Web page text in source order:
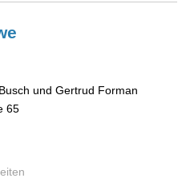
und Gertrud Forman
65